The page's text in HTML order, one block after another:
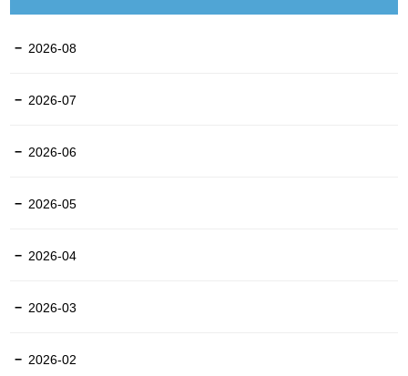
2026-08
2026-07
2026-06
2026-05
2026-04
2026-03
2026-02